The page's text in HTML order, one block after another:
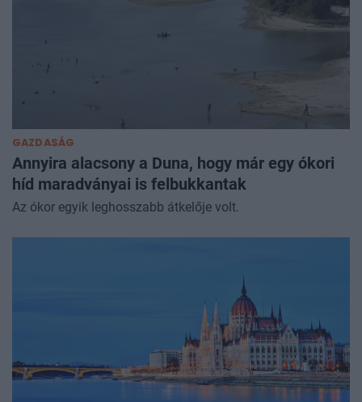
GAZDASÁG
Annyira alacsony a Duna, hogy már egy ókori
híd maradványai is felbukkantak
Az ókor egyik leghosszabb átkelője volt.